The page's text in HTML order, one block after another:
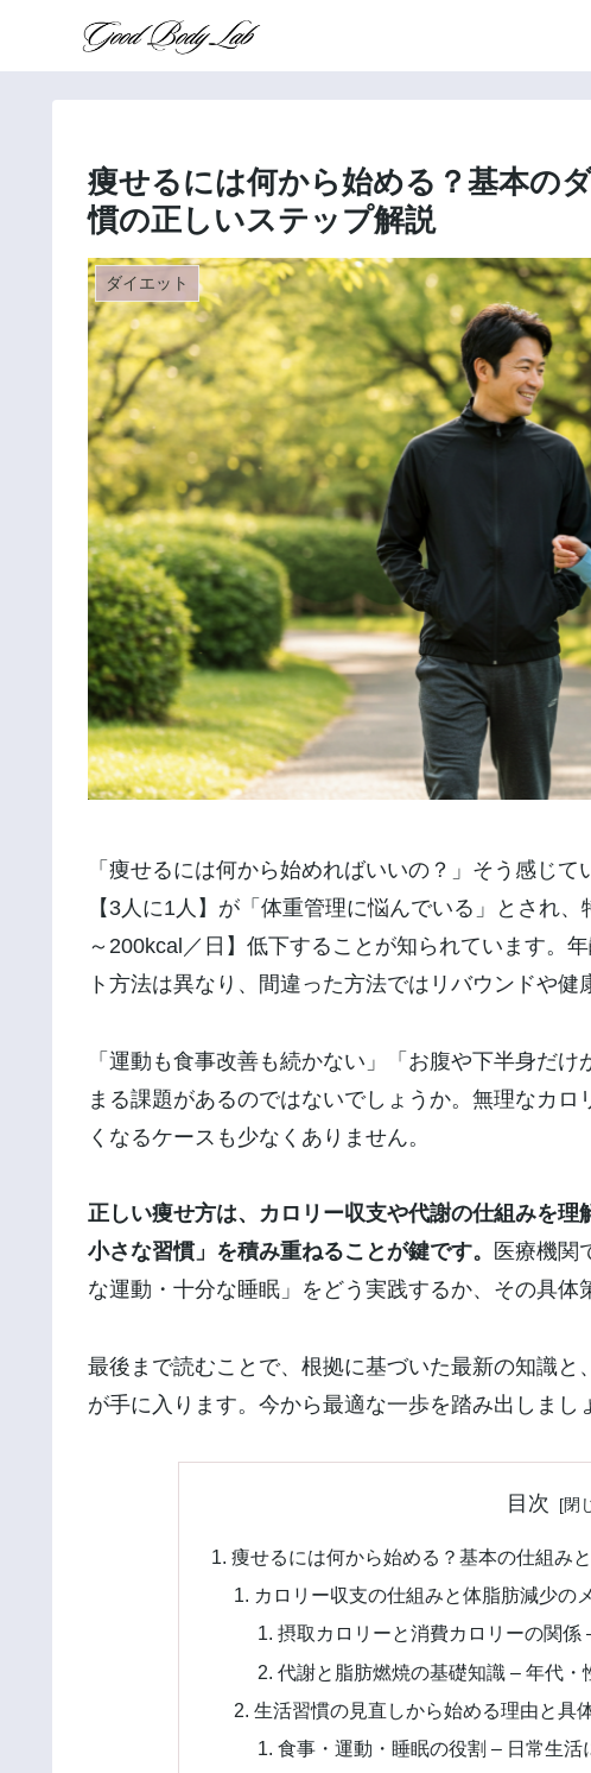
痩せるには何から始める？基本の
慣の正しいステップ解説
ダイエット
「痩せるには何から始めればいいの？」そう感じ
【3人に1人】が「体重管理に悩んでいる」とされ
～200kcal／日】低下することが知られています。
ト方法は異なり、間違った方法ではリバウンドや健
「運動も食事改善も続かない」「お腹や下半身だ
まる課題があるのではないでしょうか。無理なカ
くなるケースも少なくありません。
正しい痩せ方は、カロリー収支や代謝の仕組みを
小さな習慣」を積み重ねることが鍵です。
医療機関
な運動・十分な睡眠」をどう実践するか、その具体
最後まで読むことで、根拠に基づいた最新の知識
が手に入ります。今から最適な一歩を踏み出しまし
目次
痩せるには何から始める？基本の仕組み
カロリー収支の仕組みと体脂肪減少の
摂取カロリーと消費カロリーの関
代謝と脂肪燃焼の基礎知識 – 年代
生活習慣の見直しから始める理由と具
食事・運動・睡眠の役割 – 日常生活